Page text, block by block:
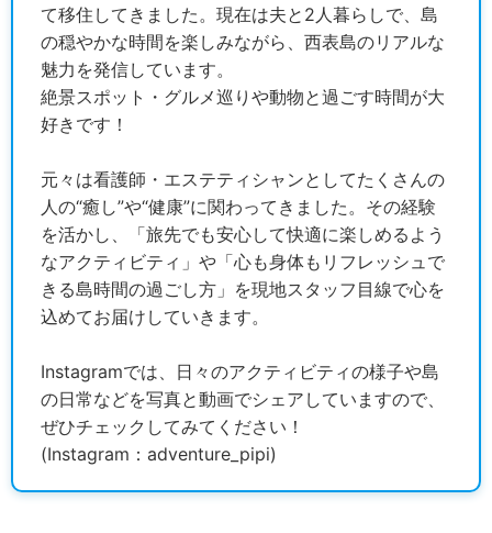
て移住してきました。現在は夫と2人暮らしで、島
の穏やかな時間を楽しみながら、西表島のリアルな
魅力を発信しています。
絶景スポット・グルメ巡りや動物と過ごす時間が大
好きです！
元々は看護師・エステティシャンとしてたくさんの
人の“癒し”や“健康”に関わってきました。その経験
を活かし、「旅先でも安心して快適に楽しめるよう
なアクティビティ」や「心も身体もリフレッシュで
きる島時間の過ごし方」を現地スタッフ目線で心を
込めてお届けしていきます。
Instagramでは、日々のアクティビティの様子や島
の日常などを写真と動画でシェアしていますので、
ぜひチェックしてみてください！
(Instagram：adventure_pipi)